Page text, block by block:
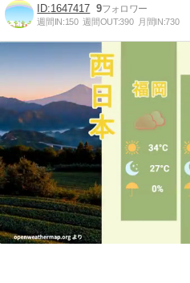
1647417 9
週間IN:150 週間OUT:390 月間IN:730